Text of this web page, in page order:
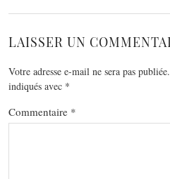
LAISSER UN
Votre adresse e-mail ne sera pas publiée.
indiqués avec *
Commentaire *